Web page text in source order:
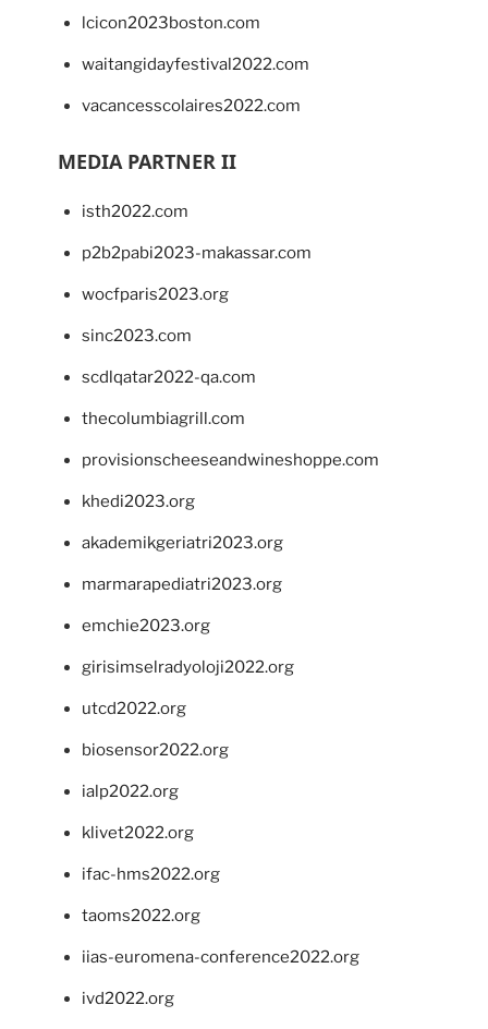
lcicon2023boston.com
waitangidayfestival2022.com
vacancesscolaires2022.com
MEDIA PARTNER II
isth2022.com
p2b2pabi2023-makassar.com
wocfparis2023.org
sinc2023.com
scdlqatar2022-qa.com
thecolumbiagrill.com
provisionscheeseandwineshoppe.com
khedi2023.org
akademikgeriatri2023.org
marmarapediatri2023.org
emchie2023.org
girisimselradyoloji2022.org
utcd2022.org
biosensor2022.org
ialp2022.org
klivet2022.org
ifac-hms2022.org
taoms2022.org
iias-euromena-conference2022.org
ivd2022.org